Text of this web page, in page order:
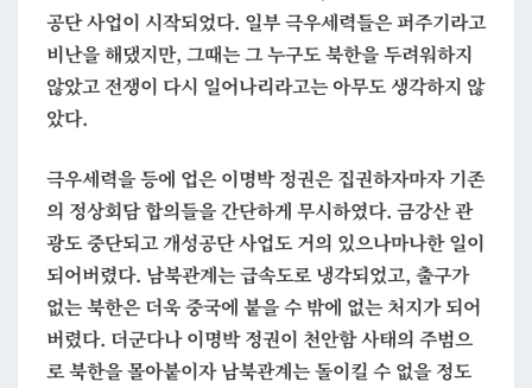
공단 사업이 시작되었다. 일부 극우세력들은 퍼주기라고
비난을 해댔지만, 그때는 그 누구도 북한을 두려워하지
않았고 전쟁이 다시 일어나리라고는 아무도 생각하지 않
았다.
극우세력을 등에 업은 이명박 정권은 집권하자마자 기존
의 정상회담 합의들을 간단하게 무시하였다. 금강산 관
광도 중단되고 개성공단 사업도 거의 있으나마나한 일이
되어버렸다. 남북관계는 급속도로 냉각되었고, 출구가
없는 북한은 더욱 중국에 붙을 수 밖에 없는 처지가 되어
버렸다. 더군다나 이명박 정권이 천안함 사태의 주범으
로 북한을 몰아붙이자 남북관계는 돌이킬 수 없을 정도